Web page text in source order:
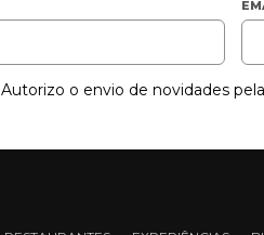
Autorizo o envio de novidades